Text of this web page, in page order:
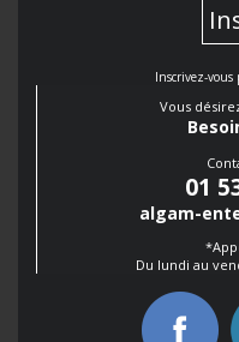
Inscrivez-
Vous
01
algam-
Du lundi au